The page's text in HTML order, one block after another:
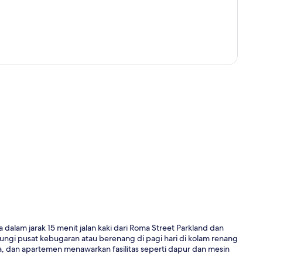
jarak 15 menit jalan kaki dari Roma Street Parkland dan
pusat kebugaran atau berenang di pagi hari di kolam renang
dan apartemen menawarkan fasilitas seperti dapur dan mesin